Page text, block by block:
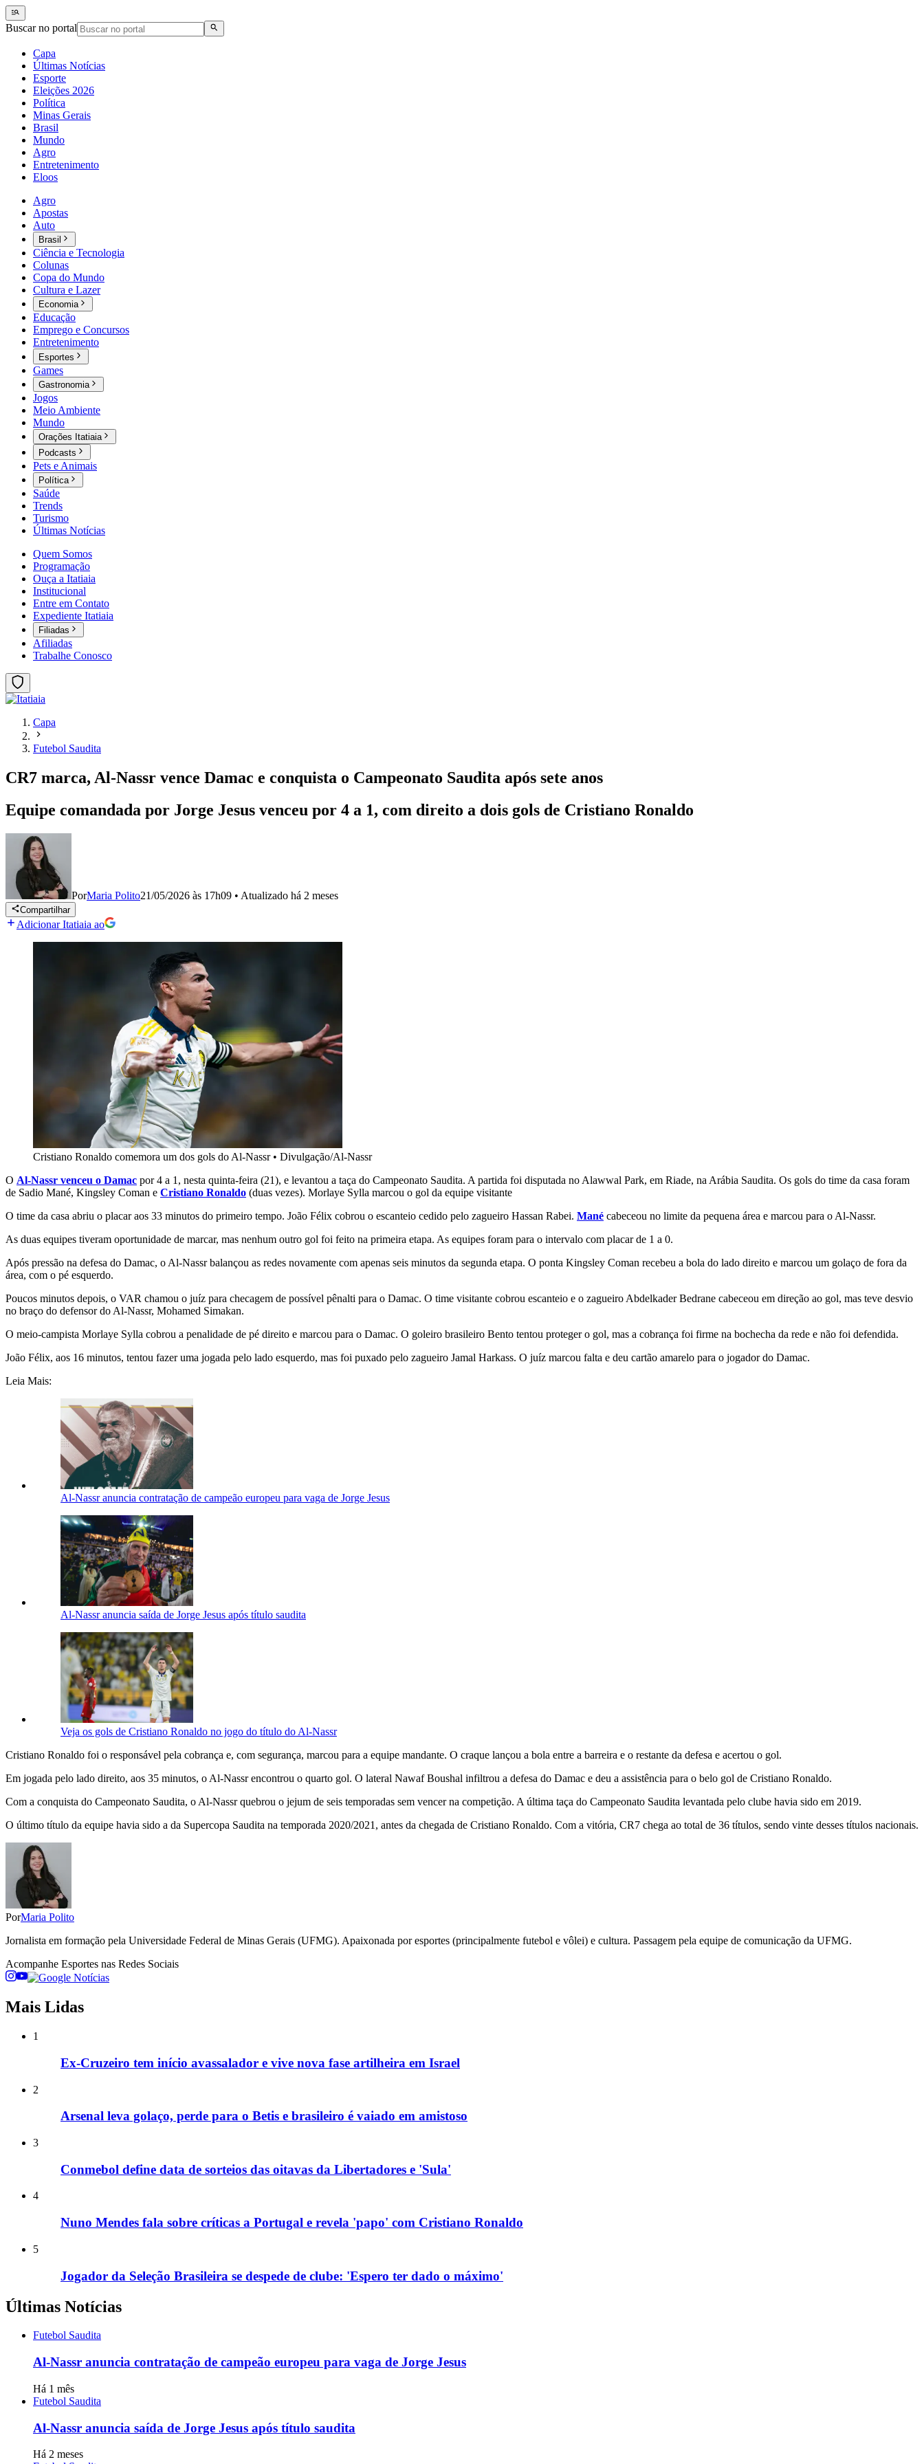
Buscar no portal
Capa
Últimas Notícias
Esporte
Eleições 2026
Política
Minas Gerais
Brasil
Mundo
Agro
Entretenimento
Eloos
Agro
Apostas
Auto
Brasil
Ciência e Tecnologia
Colunas
Copa do Mundo
Cultura e Lazer
Economia
Educação
Emprego e Concursos
Entretenimento
Esportes
Games
Gastronomia
Jogos
Meio Ambiente
Mundo
Orações Itatiaia
Podcasts
Pets e Animais
Política
Saúde
Trends
Turismo
Últimas Notícias
Quem Somos
Programação
Ouça a Itatiaia
Institucional
Entre em Contato
Expediente Itatiaia
Filiadas
Afiliadas
Trabalhe Conosco
Capa
Futebol Saudita
CR7 marca, Al-Nassr vence Damac e conquista o Campeonato Saudita após sete anos
Equipe comandada por Jorge Jesus venceu por 4 a 1, com direito a dois gols de Cristiano Ronaldo
PorMaria Polito21/05/2026 às 17h09 • Atualizado há 2 meses
Compartilhar
Adicionar Itatiaia ao
Cristiano Ronaldo comemora um dos gols do Al-Nassr• Divulgação/Al-Nassr
O Al-Nassr venceu o Damac por 4 a 1, nesta quinta-feira (21), e levantou a taça do Campeonato Saudita. A partida foi disputada no Alawwal Park, em Riade, na Arábia Saudita. Os gols do time da casa foram
de Sadio Mané, Kingsley Coman e Cristiano Ronaldo (duas vezes). Morlaye Sylla marcou o gol da equipe visitante
O time da casa abriu o placar aos 33 minutos do primeiro tempo. João Félix cobrou o escanteio cedido pelo zagueiro Hassan Rabei. Mané cabeceou no limite da pequena área e marcou para o Al-Nassr.
As duas equipes tiveram oportunidade de marcar, mas nenhum outro gol foi feito na primeira etapa. As equipes foram para o intervalo com placar de 1 a 0.
Após pressão na defesa do Damac, o Al-Nassr balançou as redes novamente com apenas seis minutos da segunda etapa. O ponta Kingsley Coman recebeu a bola do lado direito e marcou um golaço de fora da
área, com o pé esquerdo.
Poucos minutos depois, o VAR chamou o juíz para checagem de possível pênalti para o Damac. O time visitante cobrou escanteio e o zagueiro Abdelkader Bedrane cabeceou em direção ao gol, mas teve desvio
no braço do defensor do Al-Nassr, Mohamed Simakan.
O meio-campista Morlaye Sylla cobrou a penalidade de pé direito e marcou para o Damac. O goleiro brasileiro Bento tentou proteger o gol, mas a cobrança foi firme na bochecha da rede e não foi defendida.
João Félix, aos 16 minutos, tentou fazer uma jogada pelo lado esquerdo, mas foi puxado pelo zagueiro Jamal Harkass. O juíz marcou falta e deu cartão amarelo para o jogador do Damac.
Leia Mais:
Al-Nassr anuncia contratação de campeão europeu para vaga de Jorge Jesus
Al-Nassr anuncia saída de Jorge Jesus após título saudita
Veja os gols de Cristiano Ronaldo no jogo do título do Al-Nassr
Cristiano Ronaldo foi o responsável pela cobrança e, com segurança, marcou para a equipe mandante. O craque lançou a bola entre a barreira e o restante da defesa e acertou o gol.
Em jogada pelo lado direito, aos 35 minutos, o Al-Nassr encontrou o quarto gol. O lateral Nawaf Boushal infiltrou a defesa do Damac e deu a assistência para o belo gol de Cristiano Ronaldo.
Com a conquista do Campeonato Saudita, o Al-Nassr quebrou o jejum de seis temporadas sem vencer na competição. A última taça do Campeonato Saudita levantada pelo clube havia sido em 2019.
O último título da equipe havia sido a da Supercopa Saudita na temporada 2020/2021, antes da chegada de Cristiano Ronaldo. Com a vitória, CR7 chega ao total de 36 títulos, sendo vinte desses títulos nacionais.
PorMaria Polito
Jornalista em formação pela Universidade Federal de Minas Gerais (UFMG). Apaixonada por esportes (principalmente futebol e vôlei) e cultura. Passagem pela equipe de comunicação da UFMG.
Acompanhe Esportes nas Redes Sociais
Mais Lidas
1
Ex-Cruzeiro tem início avassalador e vive nova fase artilheira em Israel
2
Arsenal leva golaço, perde para o Betis e brasileiro é vaiado em amistoso
3
Conmebol define data de sorteios das oitavas da Libertadores e 'Sula'
4
Nuno Mendes fala sobre críticas a Portugal e revela 'papo' com Cristiano Ronaldo
5
Jogador da Seleção Brasileira se despede de clube: 'Espero ter dado o máximo'
Últimas Notícias
Futebol Saudita
Al-Nassr anuncia contratação de campeão europeu para vaga de Jorge Jesus
Há 1 mês
Futebol Saudita
Al-Nassr anuncia saída de Jorge Jesus após título saudita
Há 2 meses